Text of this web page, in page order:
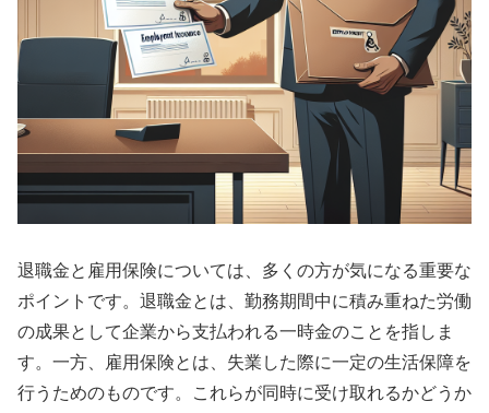
退職金と雇用保険については、多くの方が気になる重要な
ポイントです。退職金とは、勤務期間中に積み重ねた労働
の成果として企業から支払われる一時金のことを指しま
す。一方、雇用保険とは、失業した際に一定の生活保障を
行うためのものです。これらが同時に受け取れるかどうか